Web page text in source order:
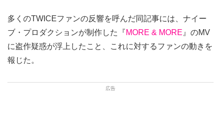
多くのTWICEファンの反響を呼んだ同記事には、ナイー
ブ・プロダクションが制作した『MORE & MORE 』のMV
に盗作疑惑が浮上したこと、これに対するファンの動きを
報じた。